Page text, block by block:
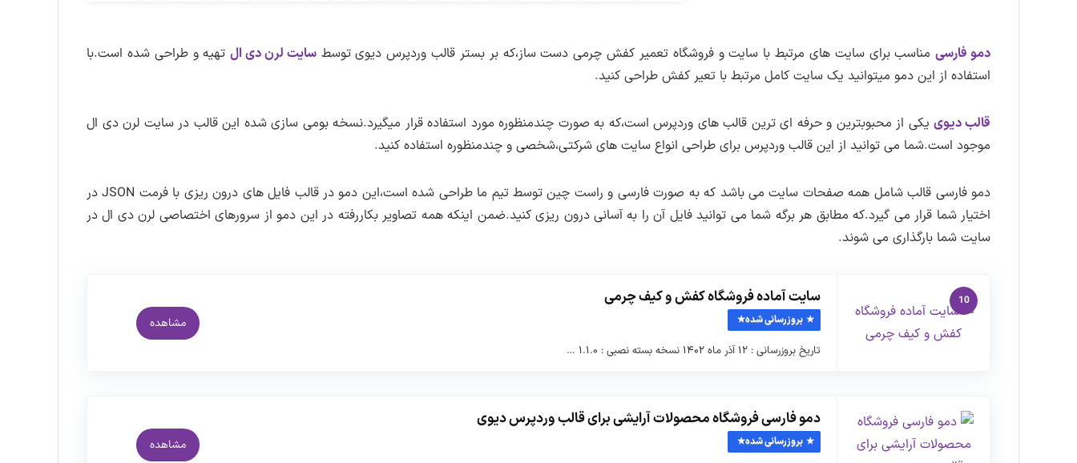
دمو فارسیمناسب برای سایت های مرتبط با سایت و فروشگاه تعمیر کفش چرمی دست ساز،که بر بستر قالب وردپرس دیوی توسطسایت لرن دی التهیه و طراحی شده است.با
استفاده از این دمو میتوانید یک سایت کامل مرتبط با تعیر کفش طراحی کنید.
قالب دیوییکی از محبوبترین و حرفه ای ترین قالب های وردپرس است،که به صورت چندمنظوره مورد استفاده قرار میگیرد.نسخه بومی سازی شده این قالب در سایت لرن دی ال
موجود است.شما می توانید از این قالب وردپرس برای طراحی انواع سایت های شرکتی،شخصی و چندمنظوره استفاده کنید.
دمو فارسی قالب شامل همه صفحات سایت می باشد که به صورت فارسی و راست چین توسط تیم ما طراحی شده است،این دمو در قالب فایل های درون ریزی با فرمت JSON در
اختیار شما قرار می گیرد.که مطابق هر برگه شما می توانید فایل آن را به آسانی درون ریزی کنید.ضمن اینکه همه تصاویر بکاررفته در این دمو از سرورهای اختصاصی لرن دی ال در
سایت شما بارگذاری می شوند.
10 سایت آماده فروشگاه کفش و کیف چرمی
بروزرسانی شده
تاریخ بروزرسانی : ۱۲ آذر ماه ۱۴۰۲ نسخه بسته نصبی : ۱.۱.۰ …
مشاهده
دمو فارسی فروشگاه محصولات آرایشی برای قالب وردپرس دیوی
بروزرسانی شده مشاهده